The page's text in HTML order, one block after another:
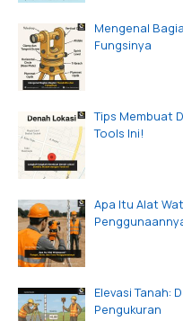
Mengenal
Fungsinya
Tips Membuat
Tools Ini!
Apa Itu Alat
Elevasi Tanah:
Pengukuran